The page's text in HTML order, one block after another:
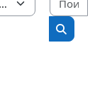
Поиск